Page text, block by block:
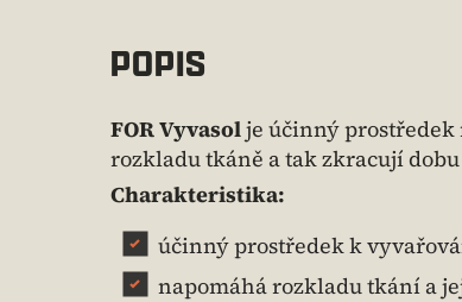
POPIS
FOR Vyvasolje účinný
rozkladu tkáně a tak zkracují
Charakteristika:
účinný prostředek k
napomáhá rozkladu tkání a